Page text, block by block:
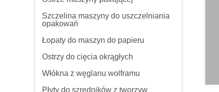
Szczelina maszyny do uszczelniania
opakowań
Łopaty do maszyn do papieru
Ostrzy do cięcia okrągłych
Włókna z węglanu wolframu
Płyty do szredników z tworzyw